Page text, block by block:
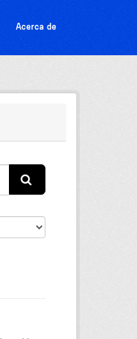
Acerca de